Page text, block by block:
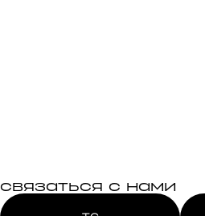
связаться с нами